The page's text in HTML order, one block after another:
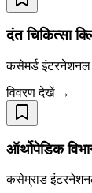
दंत चिकित्सा
कसेमर्ड इंटरनेशनल
विवरण देखें →
ऑर्थोपेडिक
कसेम्राड